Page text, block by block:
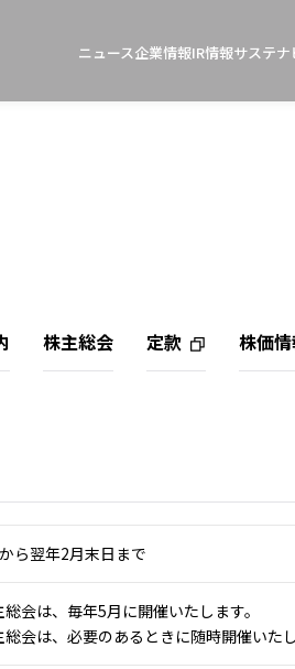
ニュース企業情報IR情報サステナ
株主総会 定款 株価
ら翌年2月末日まで
会は、毎年5月に開催いたします。
会は、必要のあるときに随時開催いたし